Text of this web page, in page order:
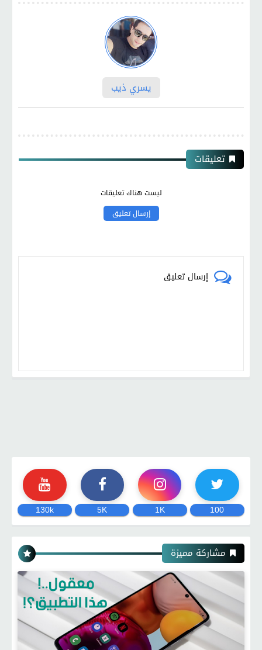
يسري ذيب
تعليقات
ليست هناك تعليقات
إرسال تعليق
إرسال تعليق
100
1K
5K
130k
مشاركة مميزة